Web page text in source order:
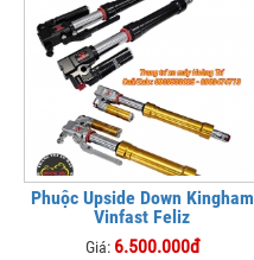
Phuộc Upside Down Kingham
Vinfast Feliz
Giá: 6.500.000đ